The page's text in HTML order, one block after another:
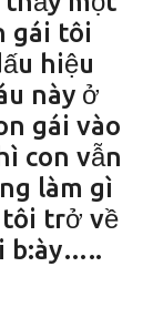
gái tôi
hiệu
này ở
gái vào
con vẫn
làm gì
tôi trở về
b:ày…..